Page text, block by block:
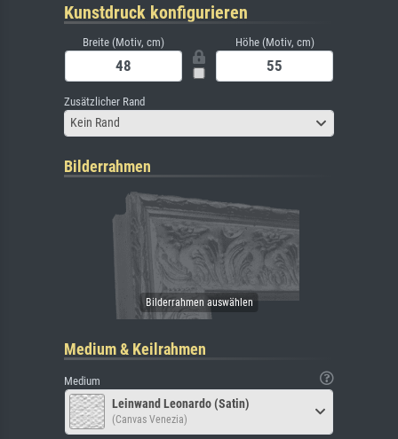
Kunstdruck konfigurieren
Breite (Motiv, cm) Höhe (Motiv, cm)
Zusätzlicher Rand
Kein Rand
Bilderrahmen
Medium & Keilrahmen
Medium
Leinwand Leonardo (Satin)
(Canvas Venezia)